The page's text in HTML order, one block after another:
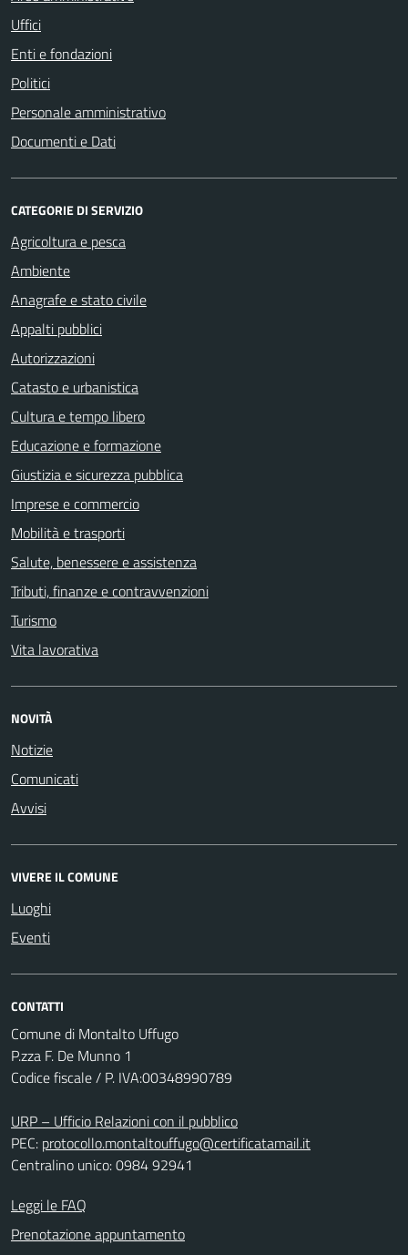
Uffici
Enti e fondazioni
Politici
Personale amministrativo
Documenti e Dati
CATEGORIE DI SERVIZIO
Agricoltura e pesca
Ambiente
Anagrafe e stato civile
Appalti pubblici
Autorizzazioni
Catasto e urbanistica
Cultura e tempo libero
Educazione e formazione
Giustizia e sicurezza pubblica
Imprese e commercio
Mobilità e trasporti
Salute, benessere e assistenza
Tributi, finanze e contravvenzioni
Turismo
Vita lavorativa
NOVITÀ
Notizie
Comunicati
Avvisi
VIVERE IL COMUNE
Luoghi
Eventi
CONTATTI
Comune di Montalto Uffugo
P.zza F. De Munno 1
Codice fiscale / P. IVA:00348990789
URP – Ufficio Relazioni con il pubblico
PEC: protocollo.montaltouffugo@certificatamail.it
Centralino unico: 0984 92941
Leggi le FAQ
Prenotazione appuntamento